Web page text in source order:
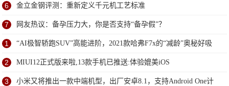
6 金立金钢评测：重新定义千元机工艺标准
7 网友热议：备孕压力大，你是否支持“备孕假”？
1 “AI极智轿跑SUV”高能进阶，2021款哈弗F7x的“减龄”奥秘好吸
睛
2 MIUI12正式版来啦,13款手机已推送:体验媲美iOS
3 小米又将推出一款中端机型，出厂安卓8.1，支持Android One计